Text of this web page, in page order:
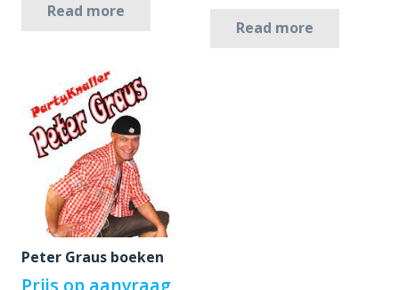
Read more
Read more
Peter Graus boeken